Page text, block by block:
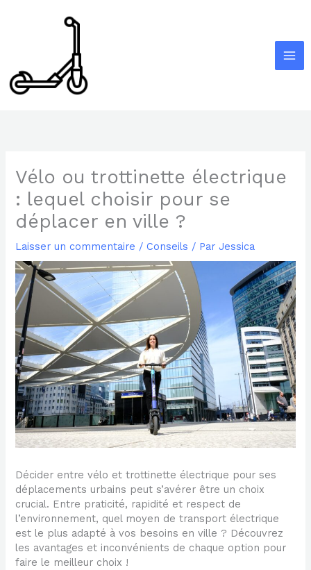
Vélo ou trottinette électrique
: lequel choisir pour se
déplacer en ville ?
Laisser un commentaire /Conseils / ParJessica
Décider entre vélo et trottinette électrique pour ses
déplacements urbains peut s’avérer être un choix
crucial. Entre praticité, rapidité et respect de
l’environnement, quel moyen de transport électrique
est le plus adapté à vos besoins en ville ? Découvrez
les avantages et inconvénients de chaque option pour
faire le meilleur choix !